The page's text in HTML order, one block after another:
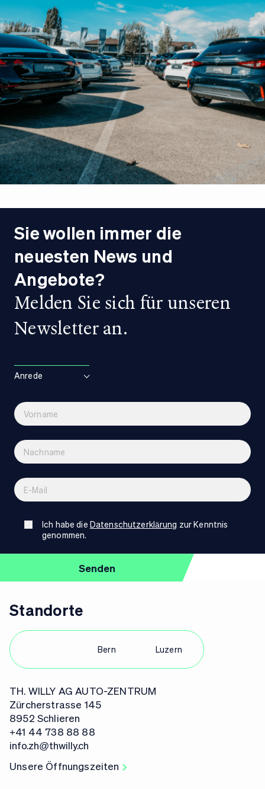
Sie wollen immer die
neuesten News und
Angebote?
Melden Sie sich für unseren
Newsletter an.
Anrede
Ich habe die Datenschutzerklärung zur Kenntnis
genommen.
Standorte
Bern Luzern
TH. WILLY AG AUTO-ZENTRUM
Zürcherstrasse 145
8952 Schlieren
+41 44 738 88 88
info.zh@thwilly.ch
Unsere Öffnungszeiten